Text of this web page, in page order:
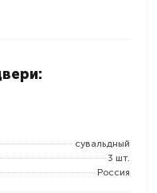
сувальдный
3 шт.
Россия